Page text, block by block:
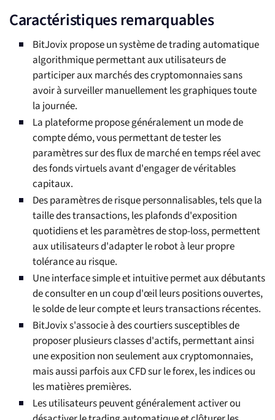
Caractéristiques remarquables
BitJovix propose un système de trading automatique
algorithmique permettant aux utilisateurs de
participer aux marchés des cryptomonnaies sans
avoir à surveiller manuellement les graphiques toute
la journée.
La plateforme propose généralement un mode de
compte démo, vous permettant de tester les
paramètres sur des flux de marché en temps réel avec
des fonds virtuels avant d'engager de véritables
capitaux.
Des paramètres de risque personnalisables, tels que la
taille des transactions, les plafonds d'exposition
quotidiens et les paramètres de stop-loss, permettent
aux utilisateurs d'adapter le robot à leur propre
tolérance au risque.
Une interface simple et intuitive permet aux débutants
de consulter en un coup d'œil leurs positions ouvertes,
le solde de leur compte et leurs transactions récentes.
BitJovix s'associe à des courtiers susceptibles de
proposer plusieurs classes d'actifs, permettant ainsi
une exposition non seulement aux cryptomonnaies,
mais aussi parfois aux CFD sur le forex, les indices ou
les matières premières.
Les utilisateurs peuvent généralement activer ou